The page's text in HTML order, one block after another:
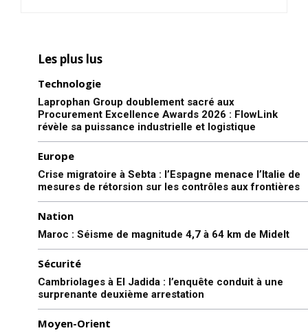
Les plus lus
Technologie
Laprophan Group doublement sacré aux
Procurement Excellence Awards 2026 : FlowLink
révèle sa puissance industrielle et logistique
Europe
Crise migratoire à Sebta : l’Espagne menace l’Italie de
mesures de rétorsion sur les contrôles aux frontières
Nation
Maroc : Séisme de magnitude 4,7 à 64 km de Midelt
Sécurité
Cambriolages à El Jadida : l’enquête conduit à une
surprenante deuxième arrestation
Moyen-Orient